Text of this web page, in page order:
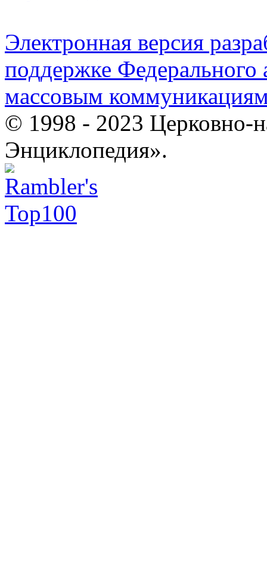
Электронная версия
поддержке Федерального
массовым
© 1998 - 2023 Церковно-
Энциклопедия».